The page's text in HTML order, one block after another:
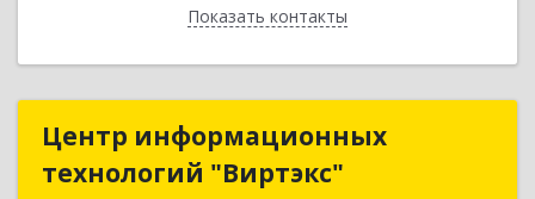
Показать контакты
Назад
Центр информационных
технологий "Виртэкс"
Центр информационных
технологий "Виртэкс"